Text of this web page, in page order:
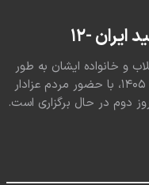
-۱۲
و خانواده ایشان به طور
رسمی از ساعت ۶ صبح روز گذشته ۱۳ تیر ۱۴۰۵، با حضور مردم عزادار
دوم در حال برگزاری است.